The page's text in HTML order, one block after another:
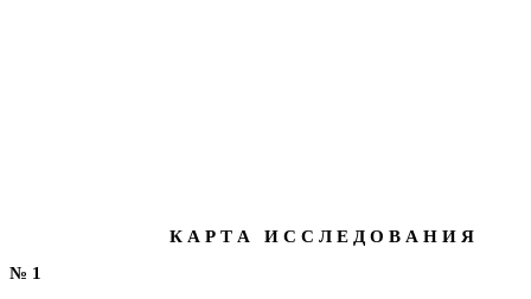
К А Р Т А И С С Л Е Д О В А Н И Я
№ 1